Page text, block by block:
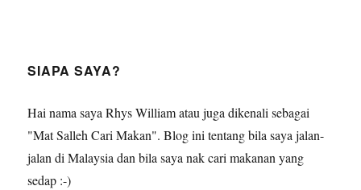
SIAPA SAYA?
Hai nama saya Rhys William atau juga dikenali sebagai
"Mat Salleh Cari Makan". Blog ini tentang bila saya jalan-
jalan di Malaysia dan bila saya nak cari makanan yang
sedap :-)